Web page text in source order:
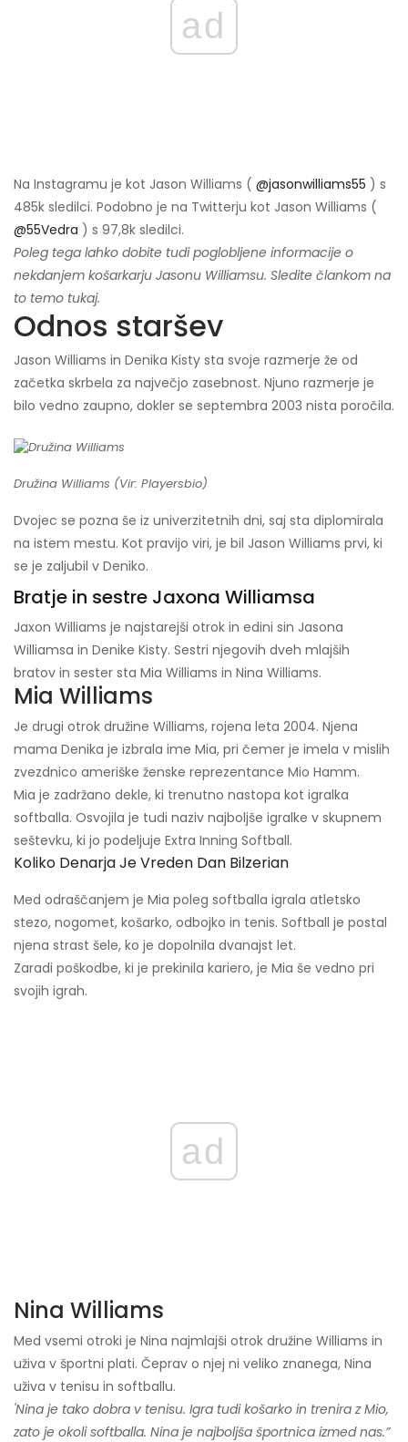
ad
Na Instagramu je kot Jason Williams ( @jasonwilliams55 ) s
485k sledilci. Podobno je na Twitterju kot Jason Williams (
@55Vedra ) s 97,8k sledilci.
Poleg tega lahko dobite tudi poglobljene informacije o
nekdanjem košarkarju Jasonu Williamsu. Sledite člankom na
to temo tukaj.
Odnos staršev
Jason Williams in Denika Kisty sta svoje razmerje že od
začetka skrbela za največjo zasebnost. Njuno razmerje je
bilo vedno zaupno, dokler se septembra 2003 nista poročila.
Družina Williams (Vir: Playersbio)
Dvojec se pozna še iz univerzitetnih dni, saj sta diplomirala
na istem mestu. Kot pravijo viri, je bil Jason Williams prvi, ki
se je zaljubil v Deniko.
Bratje in sestre Jaxona Williamsa
Jaxon Williams je najstarejši otrok in edini sin Jasona
Williamsa in Denike Kisty. Sestri njegovih dveh mlajših
bratov in sester sta Mia Williams in Nina Williams.
Mia Williams
Je drugi otrok družine Williams, rojena leta 2004. Njena
mama Denika je izbrala ime Mia, pri čemer je imela v mislih
zvezdnico ameriške ženske reprezentance Mio Hamm.
Mia je zadržano dekle, ki trenutno nastopa kot igralka
softballa. Osvojila je tudi naziv najboljše igralke v skupnem
seštevku, ki jo podeljuje Extra Inning Softball.
Koliko Denarja Je Vreden Dan Bilzerian
Med odraščanjem je Mia poleg softballa igrala atletsko
stezo, nogomet, košarko, odbojko in tenis. Softball je postal
njena strast šele, ko je dopolnila dvanajst let.
Zaradi poškodbe, ki je prekinila kariero, je Mia še vedno pri
svojih igrah.
ad
Nina Williams
Med vsemi otroki je Nina najmlajši otrok družine Williams in
uživa v športni plati. Čeprav o njej ni veliko znanega, Nina
uživa v tenisu in softballu.
'Nina je tako dobra v tenisu. Igra tudi košarko in trenira z Mio,
zato je okoli softballa. Nina je najboljša športnica izmed nas.”